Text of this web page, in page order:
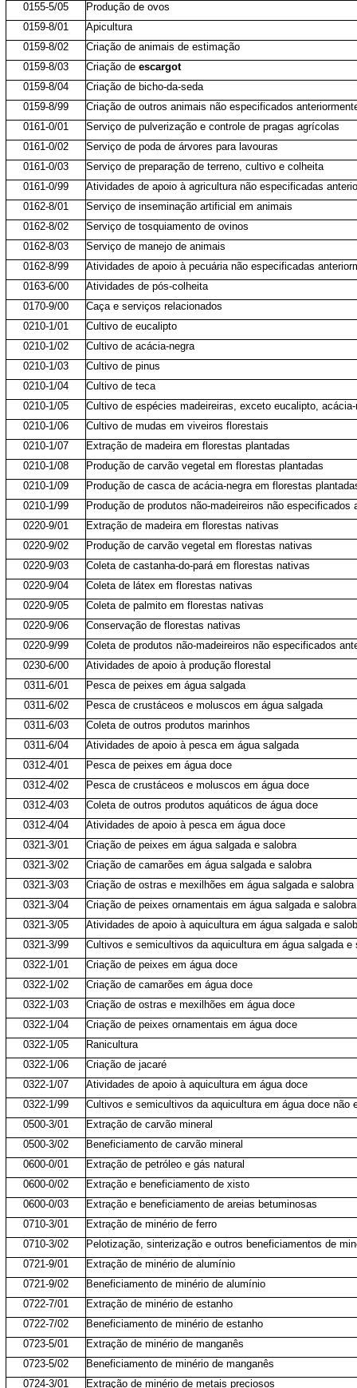
0155-5/05
Produção de ovos
0159-8/01
Apicultura
0159-8/02
Criação de animais de estimação
0159-8/03
Criação deescargot
0159-8/04
Criação de bicho-da-seda
0159-8/99
Criação de outros animais não especificados
0161-0/01
Serviço de pulverização e controle de pragas agrícolas
0161-0/02
Serviço de poda de árvores para lavouras
0161-0/03
Serviço de preparação de terreno, cultivo e colheita
0161-0/99
Atividades de apoio à agricultura não especificadas
0162-8/01
Serviço de inseminação artificial em animais
0162-8/02
Serviço de tosquiamento de ovinos
0162-8/03
Serviço de manejo de animais
0162-8/99
Atividades de apoio à pecuária não especificadas
0163-6/00
Atividades de pós-colheita
0170-9/00
Caça e serviços relacionados
0210-1/01
Cultivo de eucalipto
0210-1/02
Cultivo de acácia-negra
0210-1/03
Cultivo de pinus
0210-1/04
Cultivo de teca
0210-1/05
Cultivo de espécies madeireiras, exceto eucalipto,
0210-1/06
Cultivo de mudas em viveiros florestais
0210-1/07
Extração de madeira em florestas plantadas
0210-1/08
Produção de carvão vegetal em florestas plantadas
0210-1/09
Produção de casca de acácia-negra em florestas
0210-1/99
Produção de produtos não-madeireiros não
0220-9/01
Extração de madeira em florestas nativas
0220-9/02
Produção de carvão vegetal em florestas nativas
0220-9/03
Coleta de castanha-do-pará em florestas nativas
0220-9/04
Coleta de látex em florestas nativas
0220-9/05
Coleta de palmito em florestas nativas
0220-9/06
Conservação de florestas nativas
0220-9/99
Coleta de produtos não-madeireiros não especificados
0230-6/00
Atividades de apoio à produção florestal
0311-6/01
Pesca de peixes em água salgada
0311-6/02
Pesca de crustáceos e moluscos em água salgada
0311-6/03
Coleta de outros produtos marinhos
0311-6/04
Atividades de apoio à pesca em água salgada
0312-4/01
Pesca de peixes em água doce
0312-4/02
Pesca de crustáceos e moluscos em água doce
0312-4/03
Coleta de outros produtos aquáticos de água doce
0312-4/04
Atividades de apoio à pesca em água doce
0321-3/01
Criação de peixes em água salgada e salobra
0321-3/02
Criação de camarões em água salgada e salobra
0321-3/03
Criação de ostras e mexilhões em água salgada e salobra
0321-3/04
Criação de peixes ornamentais em água salgada e salobra
0321-3/05
Atividades de apoio à aquicultura em água salgada e
0321-3/99
Cultivos e semicultivos da aquicultura em água salgada
0322-1/01
Criação de peixes em água doce
0322-1/02
Criação de camarões em água doce
0322-1/03
Criação de ostras e mexilhões em água doce
0322-1/04
Criação de peixes ornamentais em água doce
0322-1/05
Ranicultura
0322-1/06
Criação de jacaré
0322-1/07
Atividades de apoio à aquicultura em água doce
0322-1/99
Cultivos e semicultivos da aquicultura em água doce não
0500-3/01
Extração de carvão mineral
0500-3/02
Beneficiamento de carvão mineral
0600-0/01
Extração de petróleo e gás natural
0600-0/02
Extração e beneficiamento de xisto
0600-0/03
Extração e beneficiamento de areias betuminosas
0710-3/01
Extração de minério de ferro
0710-3/02
Pelotização, sinterização e outros beneficiamentos de
0721-9/01
Extração de minério de alumínio
0721-9/02
Beneficiamento de minério de alumínio
0722-7/01
Extração de minério de estanho
0722-7/02
Beneficiamento de minério de estanho
0723-5/01
Extração de minério de manganês
0723-5/02
Beneficiamento de minério de manganês
0724-3/01
Extração de minério de metais preciosos